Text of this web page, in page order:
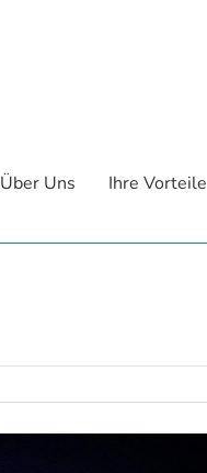
Über Uns Ihre Vorteile